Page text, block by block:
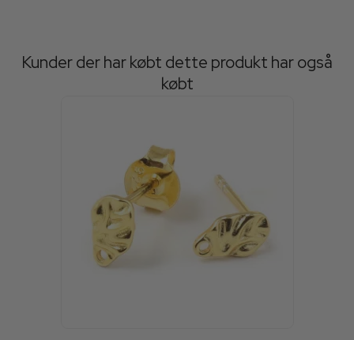
Kunder der har købt dette produkt har også
købt